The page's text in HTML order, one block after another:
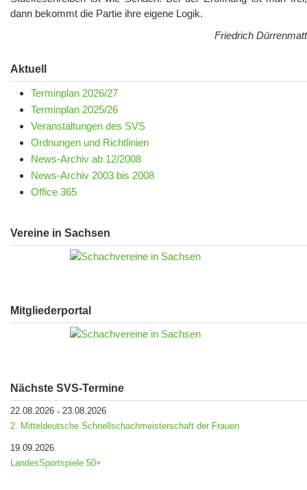
dann bekommt die Partie ihre eigene Logik.
Friedrich Dürrenmatt
Aktuell
Terminplan 2026/27
Terminplan 2025/26
Veranstaltungen des SVS
Ordnungen und Richtlinien
News-Archiv ab 12/2008
News-Archiv 2003 bis 2008
Office 365
Vereine in Sachsen
Mitgliederportal
Nächste SVS-Termine
22.08.2026 - 23.08.2026
2. Mitteldeutsche Schnellschachmeisterschaft der Frauen
19.09.2026
LandesSportspiele 50+